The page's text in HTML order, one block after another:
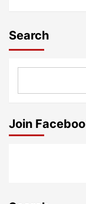
Search
Join